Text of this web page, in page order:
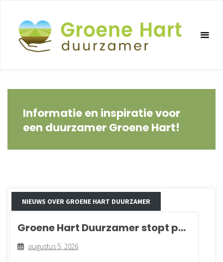
inhoud
Informatie en inspiratie voor
een duurzamer Groene Hart!
NIEUWS OVER GROENE HART DUURZAMER
Groene Hart Duurzamer stopt per
1 september 2026
augustus 5, 2026